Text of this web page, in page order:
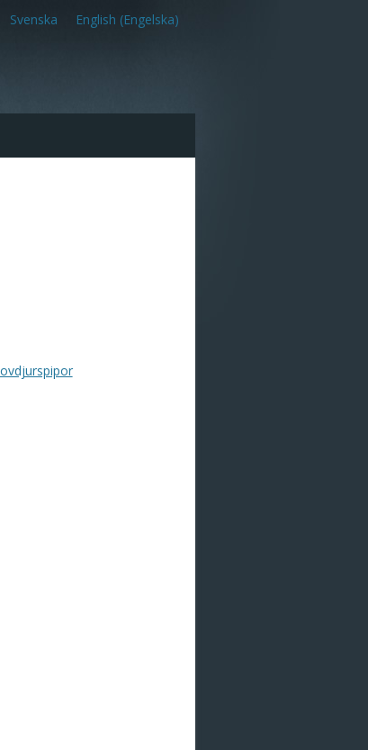
Svenska English (Engelska)